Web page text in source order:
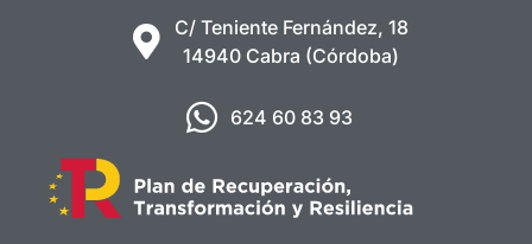
C/ Teniente Fernández, 18
14940 Cabra (Córdoba)
624 60 83 93